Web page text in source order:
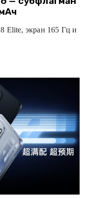
Elite, экран 165 Гц и